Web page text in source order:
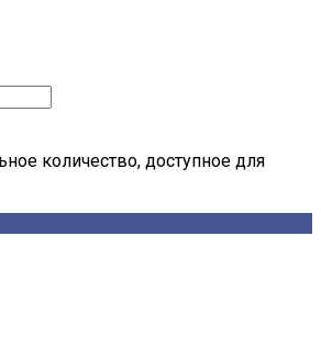
количество, доступное для